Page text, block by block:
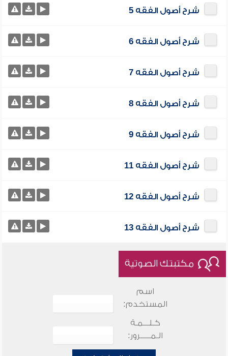
شرح أصول الفقه 5
شرح أصول الفقه 6
شرح أصول الفقه 7
شرح أصول الفقه 8
شرح أصول الفقه 9
شرح أصول الفقه 11
شرح أصول الفقه 12
شرح أصول الفقه 13
مكتبتك الصوتية
اسم
المستخدم:
كـلـــمـة
الـمـــــرور: